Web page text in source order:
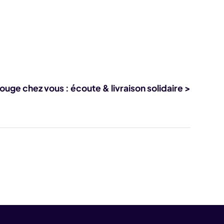
chez vous : écoute & livraison solidaire >